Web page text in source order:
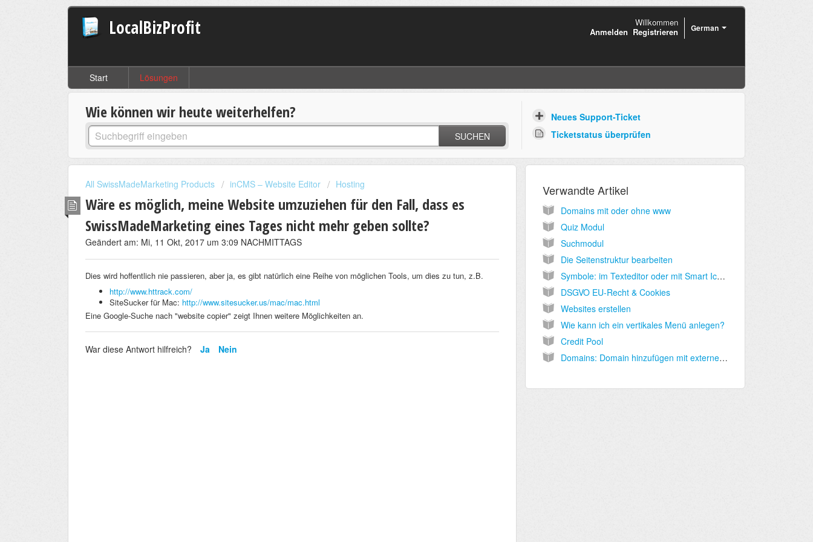
LocalBizProfit German
Willkommen
Anmelden Registrieren
Start Lösungen
Wie können wir heute weiterhelfen?
SUCHEN
Neues Support-Ticket
Ticketstatus überprüfen
All SwissMadeMarketing Products inCMS – Website Editor Hosting
Wäre es möglich, meine Website umzuziehen für den Fall, dass es
SwissMadeMarketing eines Tages nicht mehr geben sollte?
Geändert am: Mi, 11 Okt, 2017 um 3:09 NACHMITTAGS
Dies wird hoffentlich nie passieren, aber ja, es gibt natürlich eine Reihe von möglichen Tools, um dies zu tun, z.B.
http://www.httrack.com/
SiteSucker für Mac: http://www.sitesucker.us/mac/mac.html
Eine Google-Suche nach "website copier" zeigt Ihnen weitere Möglichkeiten an.
War diese Antwort hilfreich? Ja Nein
Verwandte Artikel
Domains mit oder ohne www
Quiz Modul
Suchmodul
Die Seitenstruktur bearbeiten
Symbole: im Texteditor oder mit Smart Icon SmartBox
DSGVO EU-Recht & Cookies
Websites erstellen
Wie kann ich ein vertikales Menü anlegen?
Credit Pool
Domains: Domain hinzufügen mit externen Nameservern